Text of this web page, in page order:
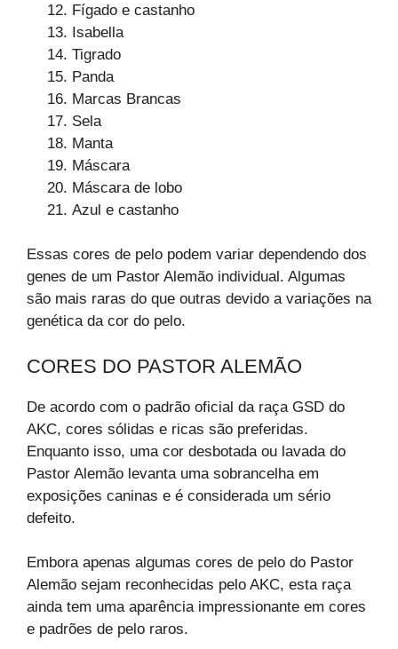
Fígado e castanho
Isabella
Tigrado
Panda
Marcas Brancas
Sela
Manta
Máscara
Máscara de lobo
Azul e castanho
Essas cores de pelo podem variar dependendo dos
genes de um Pastor Alemão individual. Algumas
são mais raras do que outras devido a variações na
genética da cor do pelo.
CORES DO PASTOR ALEMÃO
De acordo com o padrão oficial da raça GSD do
AKC, cores sólidas e ricas são preferidas.
Enquanto isso, uma cor desbotada ou lavada do
Pastor Alemão levanta uma sobrancelha em
exposições caninas e é considerada um sério
defeito.
Embora apenas algumas cores de pelo do Pastor
Alemão sejam reconhecidas pelo AKC, esta raça
ainda tem uma aparência impressionante em cores
e padrões de pelo raros.